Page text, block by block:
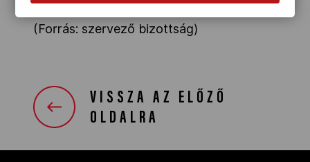
(Forrás: szervező bizottság)
VISSZA AZ ELŐZŐ
OLDALRA